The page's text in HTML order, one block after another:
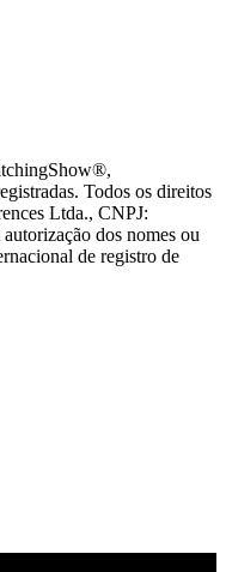
Todos os direitos
Ltda., CNPJ:
dos nomes ou
de registro de